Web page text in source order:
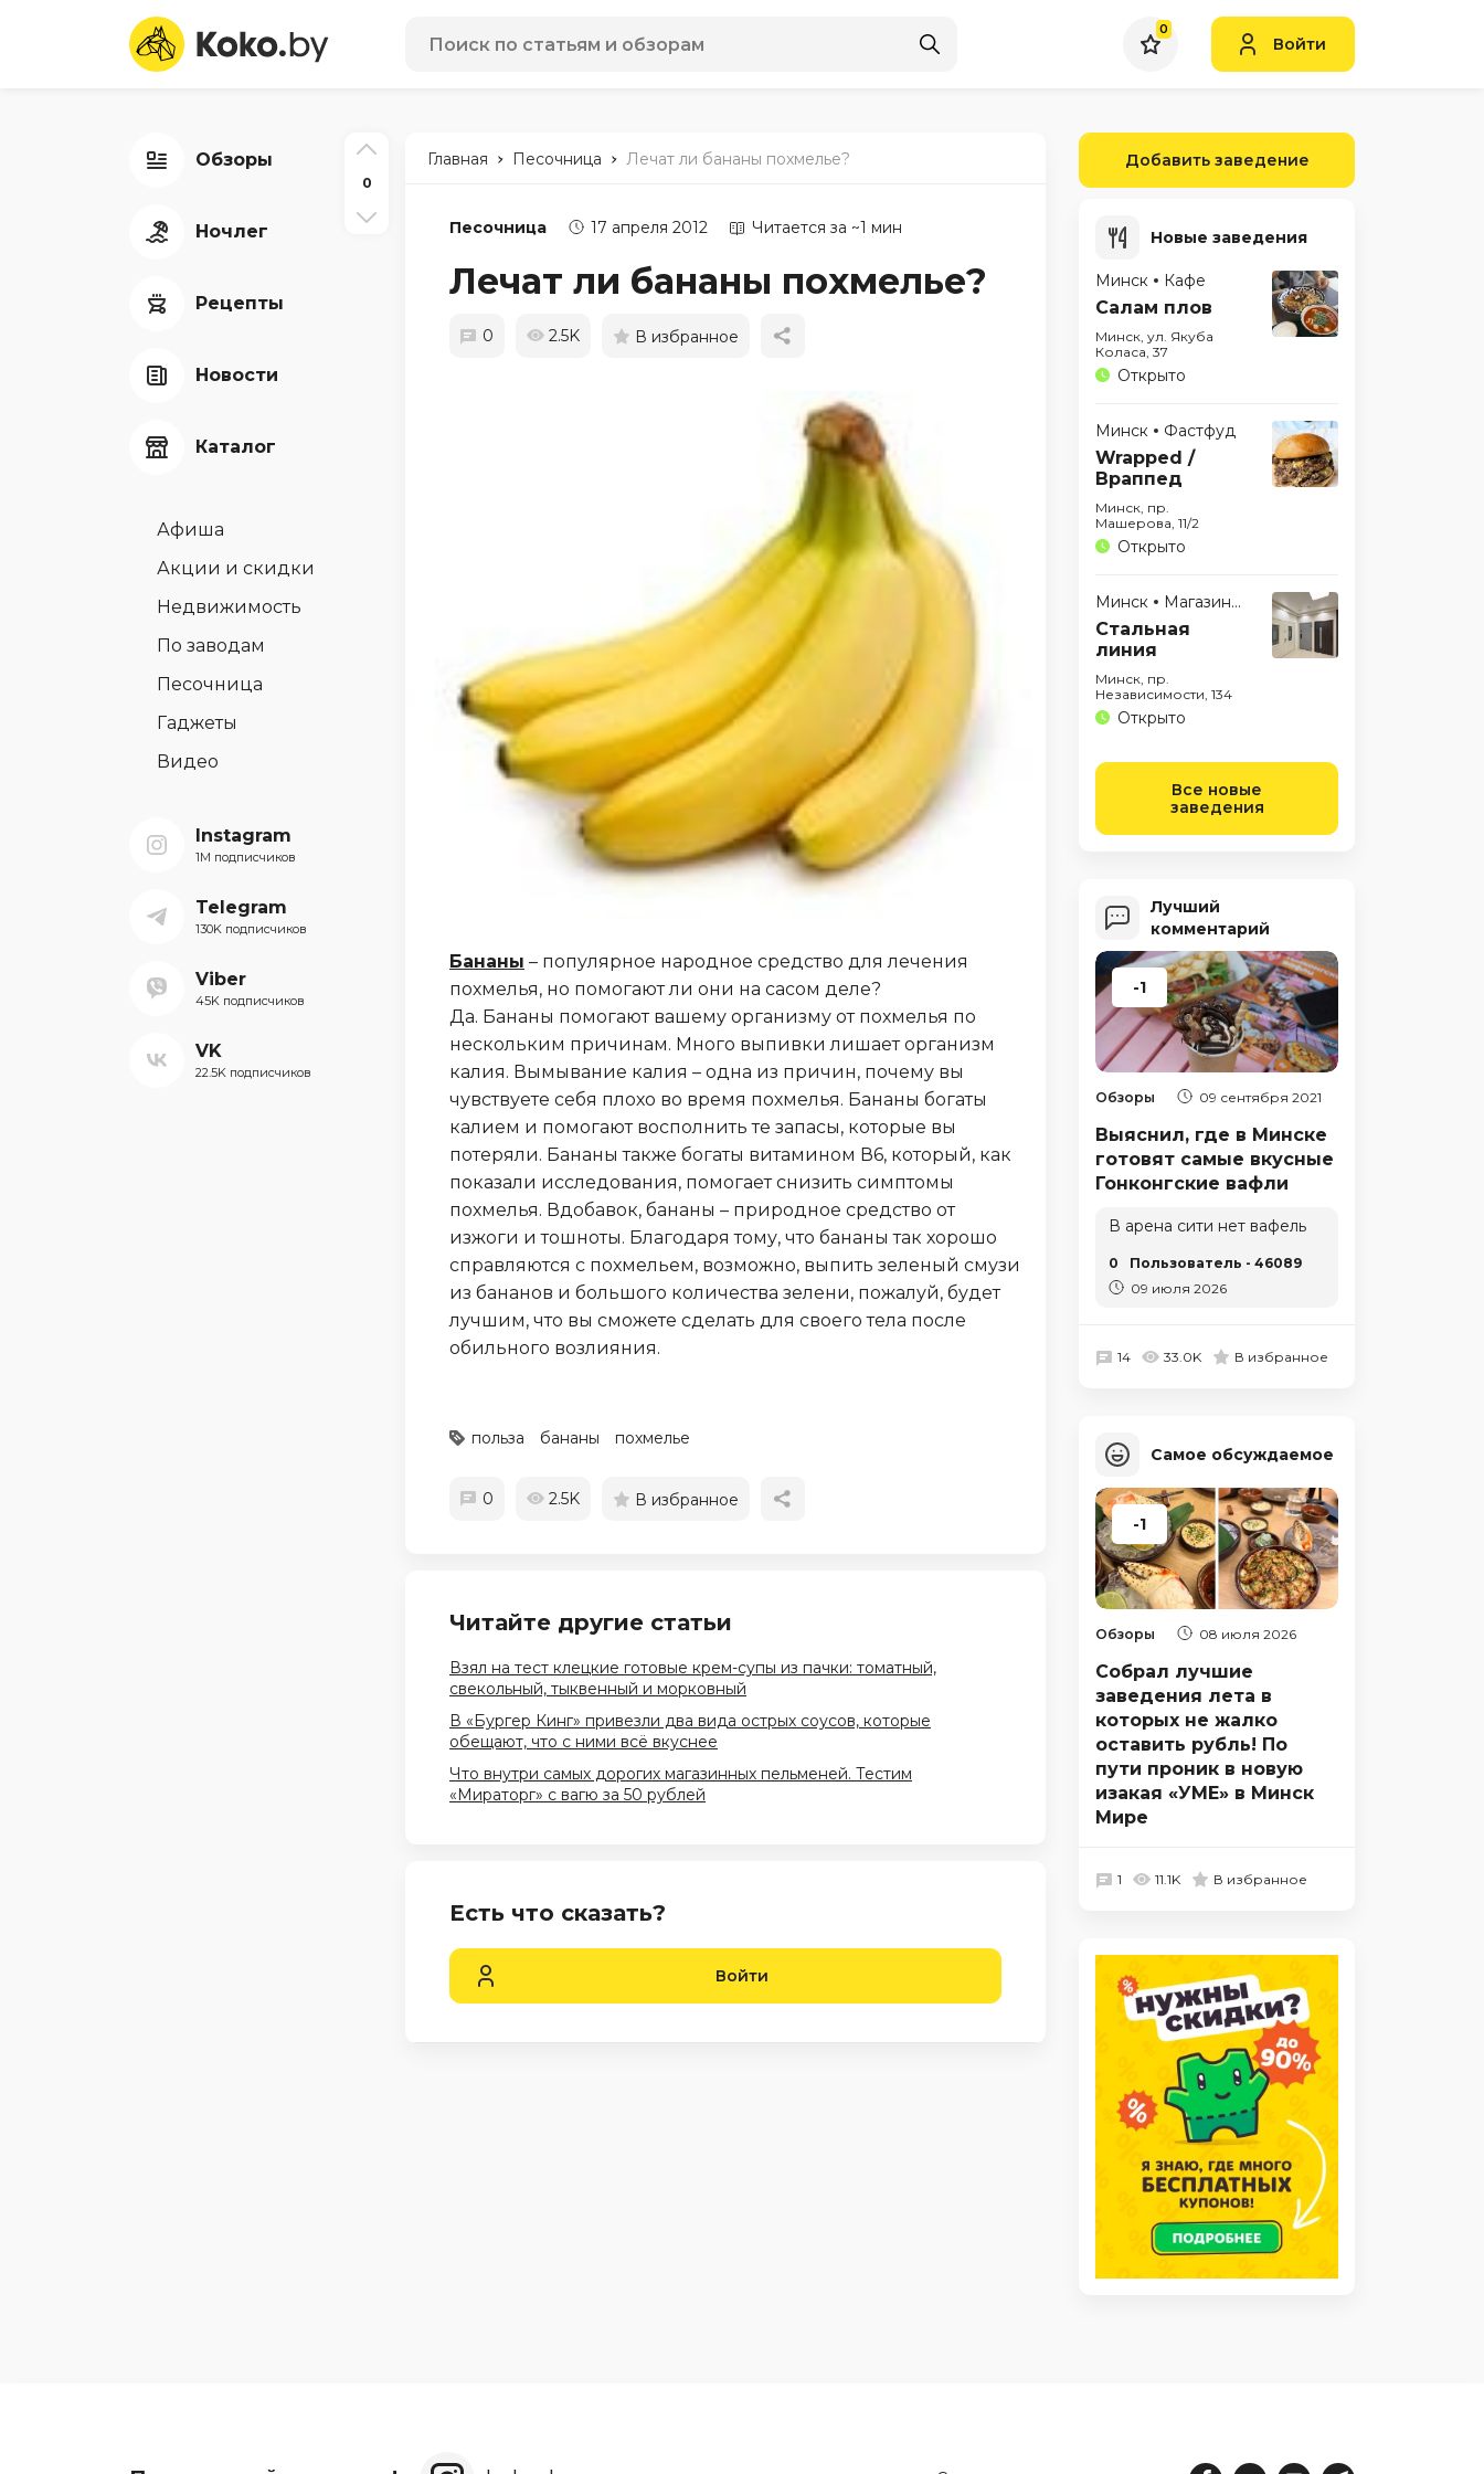
0
Войти
Обзоры
Ночлег
Рецепты
Новости
Каталог
Афиша
Акции и скидки
Недвижимость
По заводам
Песочница
Гаджеты
Видео
Instagram
1M подписчиков
Telegram
130K подписчиков
Viber
45K подписчиков
VK
22.5K подписчиков
0
Главная - Песочница - Лечат ли бананы похмелье?
Песочница 17 апреля 2012 Читается за ~1 мин
Лечат ли бананы похмелье?
0 2.5K В избранное
Бананы – популярное народное средство для лечения
похмелья, но помогают ли они на сасом деле?
Да. Бананы помогают вашему организму от похмелья по
нескольким причинам. Много выпивки лишает организм
калия. Вымывание калия – одна из причин, почему вы
чувствуете себя плохо во время похмелья. Бананы богаты
калием и помогают восполнить те запасы, которые вы
потеряли. Бананы также богаты витамином В6, который, как
показали исследования, помогает снизить симптомы
похмелья. Вдобавок, бананы – природное средство от
изжоги и тошноты. Благодаря тому, что бананы так хорошо
справляются с похмельем, возможно, выпить зеленый смузи
из бананов и большого количества зелени, пожалуй, будет
лучшим, что вы сможете сделать для своего тела после
обильного возлияния.
польза бананы похмелье
0 2.5K В избранное
Читайте другие статьи
Взял на тест клецкие готовые крем-супы из пачки: томатный,
свекольный, тыквенный и морковный
В «Бургер Кинг» привезли два вида острых соусов, которые
обещают, что с ними всё вкуснее
Что внутри самых дорогих магазинных пельменей. Тестим
«Мираторг» с вагю за 50 рублей
Есть что сказать?
Войти
Добавить заведение
Новые заведения
Минск Кафе
Салам плов
Минск, ул. Якуба
Коласа, 37
Открыто
Минск Фастфуд
Wrapped /
Враппед
Минск, пр.
Машерова, 11/2
Открыто
Минск Магазины
Стальная
линия
Минск, пр.
Независимости, 134
Открыто
Все новые
заведения
Лучший
комментарий
-1
Обзоры 09 сентября 2021
Выяснил, где в Минске
готовят самые вкусные
Гонконгские вафли
В арена сити нет вафель
0
Пользователь - 46089
09 июля 2026
14 33.0K В избранное
Самое обсуждаемое
-1
Обзоры 08 июля 2026
Собрал лучшие
заведения лета в
которых не жалко
оставить рубль! По
пути проник в новую
изакая «УМЕ» в Минск
Мире
1 11.1K В избранное